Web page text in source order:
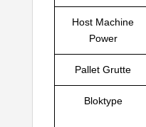
Host Machine
Power
Pallet Grutte
Bloktype